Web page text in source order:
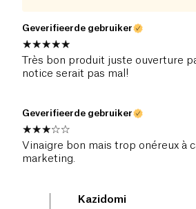
Geverifieerde gebruiker
Très bon produit juste ouverture
notice serait pas mal!
Geverifieerde gebruiker
Vinaigre bon mais trop onéreux à
marketing.
Kazidomi